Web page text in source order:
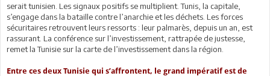
serait tunisien. Les signaux positifs se multiplient. Tunis, la capitale,
s’engage dans la bataille contre l’anarchie et les déchets. Les forces
sécuritaires retrouvent leurs ressorts : leur palmarès, depuis un an, est
rassurant. La conférence sur l’investissement, rattrapée de justesse,
remet la Tunisie sur la carte de l’investissement dans la région.
Entre ces deux Tunisie qui s’affrontent, le grand impératif est de